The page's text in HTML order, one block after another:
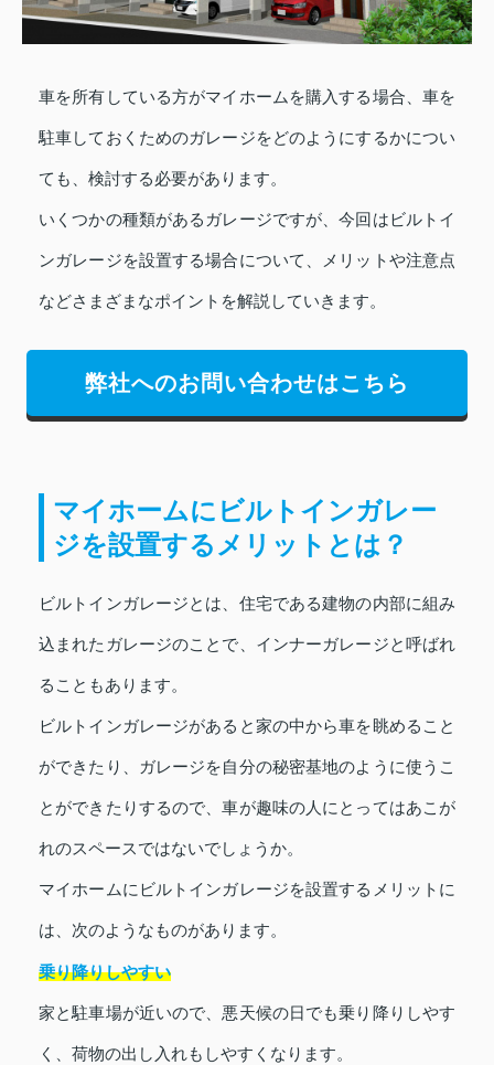
車を所有している方がマイホームを購入する場合、車を
駐車しておくためのガレージをどのようにするかについ
ても、検討する必要があります。
いくつかの種類があるガレージですが、今回はビルトイ
ンガレージを設置する場合について、メリットや注意点
などさまざまなポイントを解説していきます。
弊社へのお問い合わせはこちら
マイホームにビルトインガレー
ジを設置するメリットとは？
ビルトインガレージとは、住宅である建物の内部に組み
込まれたガレージのことで、インナーガレージと呼ばれ
ることもあります。
ビルトインガレージがあると家の中から車を眺めること
ができたり、ガレージを自分の秘密基地のように使うこ
とができたりするので、車が趣味の人にとってはあこが
れのスペースではないでしょうか。
マイホームにビルトインガレージを設置するメリットに
は、次のようなものがあります。
乗り降りしやすい
家と駐車場が近いので、悪天候の日でも乗り降りしやす
く、荷物の出し入れもしやすくなります。